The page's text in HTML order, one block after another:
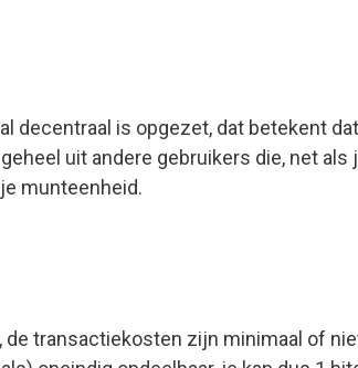
decentraal is opgezet, dat betekent
uit andere gebruikers die, net
munteenheid.
transactiekosten zijn minimaal of